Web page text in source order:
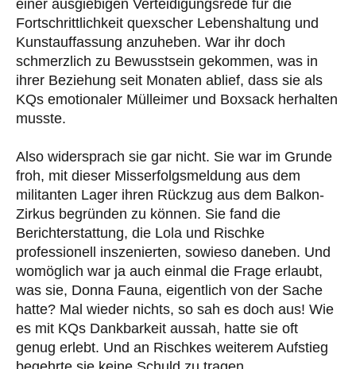
einer ausgiebigen Verteidigungsrede für die
Fortschrittlichkeit quexscher Lebenshaltung und
Kunstauffassung anzuheben. War ihr doch
schmerzlich zu Bewusstsein gekommen, was in
ihrer Beziehung seit Monaten ablief, dass sie als
KQs emotionaler Mülleimer und Boxsack herhalten
musste.
Also widersprach sie gar nicht. Sie war im Grunde
froh, mit dieser Misserfolgsmeldung aus dem
militanten Lager ihren Rückzug aus dem Balkon-
Zirkus begründen zu können. Sie fand die
Berichterstattung, die Lola und Rischke
professionell inszenierten, sowieso daneben. Und
womöglich war ja auch einmal die Frage erlaubt,
was sie, Donna Fauna, eigentlich von der Sache
hatte? Mal wieder nichts, so sah es doch aus! Wie
es mit KQs Dankbarkeit aussah, hatte sie oft
genug erlebt. Und an Rischkes weiterem Aufstieg